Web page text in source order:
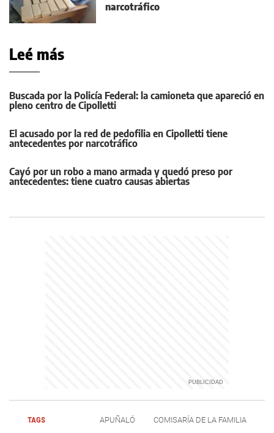
narcotráfico
Leé más
Buscada por la Policía Federal: la camioneta que apareció en
pleno centro de Cipolletti
El acusado por la red de pedofilia en Cipolletti tiene
antecedentes por narcotráfico
Cayó por un robo a mano armada y quedó preso por
antecedentes: tiene cuatro causas abiertas
TAGS APUÑALÓ COMISARÍA DE LA FAMILIA